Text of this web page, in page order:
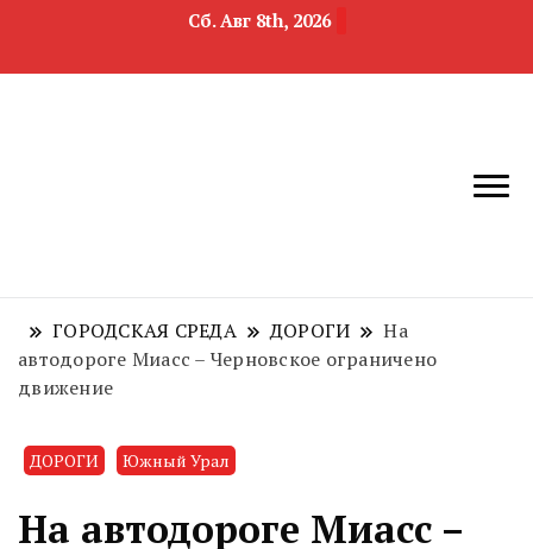
Сб. Авг 8th, 2026
область
недвижимости
ГОРОДСКАЯ СРЕДА ДОРОГИ
На
автодороге Миасс – Черновское ограничено
движение
ДОРОГИ Южный Урал
На автодороге Миасс –